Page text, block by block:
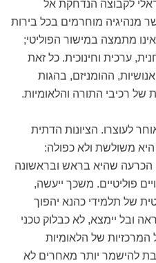
לקבוצה הנדחקת אל
מנהיגיה מוחרמים בכל בירות
מתמצה במישור הפוליטי;
ערכית וחינוכית. כל זאת
ההומניזם, בהגות
של רכיבי התורה והלאומיות.
לעוצרו. הציונות הדתית
היא משולשת ולא כפולה:
הכרעה שהיא בראש ובראשונה
פוליטיים. משכך ייעשה,
של תלמידי כהנא יהפוך
ובל יימצא, לא כבלוק טכני
של הלאומיות
להישמר יותר מאחרים לא